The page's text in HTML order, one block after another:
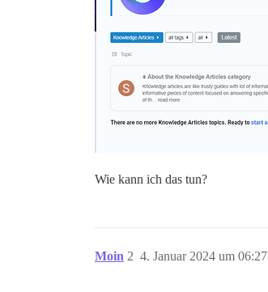
Wie kann ich das tun?
Moin 4. Januar 2024 um 06:27
2